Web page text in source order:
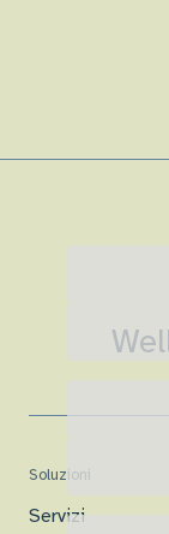
Soluzioni
Servizi